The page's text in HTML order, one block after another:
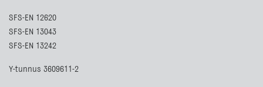
SFS-EN 12620
SFS-EN 13043
SFS-EN 13242
Y-tunnus 3609611-2